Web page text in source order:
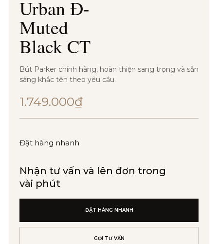
Urban Đ-
Muted
Black CT
Bút Parker chính hãng, hoàn thiện sang trọng và sẵn
sàng khắc tên theo yêu cầu.
1.749.000₫
Đặt hàng nhanh
Nhận tư vấn và lên đơn trong
vài phút
ĐẶT HÀNG NHANH
GỌI TƯ VẤN